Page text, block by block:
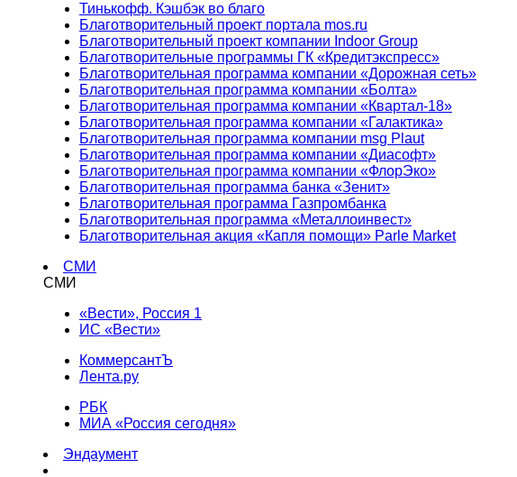
Тинькофф. Кэшбэк во благо
Благотворительный проект портала mos.ru
Благотворительный проект компании Indoor Group
Благотворительные программы ГК «Кредитэкспресс»
Благотворительная программа компании «Дорожная сеть»
Благотворительная программа компании «Болта»
Благотворительная программа компании «Квартал-18»
Благотворительная программа компании «Галактика»
Благотворительная программа компании msg Plaut
Благотворительная программа компании «Диасофт»
Благотворительная программа компании «ФлорЭко»
Благотворительная программа банка «Зенит»
Благотворительная программа Газпромбанка
Благотворительная программа «Металлоинвест»
Благотворительная акция «Капля помощи» Parle Market
СМИ
СМИ
«Вести», Россия 1
ИС «Вести»
КоммерсантЪ
Лента.ру
РБК
МИА «Россия сегодня»
Эндаумент